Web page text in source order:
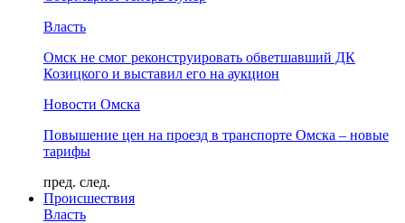
Власть
Омск не смог реконструировать обветшавший ДК
Козицкого и выставил его на аукцион
Новости Омска
Повышение цен на проезд в транспорте Омска – новые
тарифы
пред. след.
Происшествия
Власть